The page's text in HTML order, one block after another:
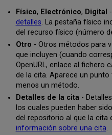
Físico, Electrónico, Digital
detalles. La pestaña físico
del recurso físico (número
Otro - Otros métodos para
que incluyen (cuando
OpenURL, enlace al fichero
de la cita. Aparece un punto
menos un método.
Detalles de la cita-
los cuales pueden haber
del repositorio al que la cita
información sobre una cita.